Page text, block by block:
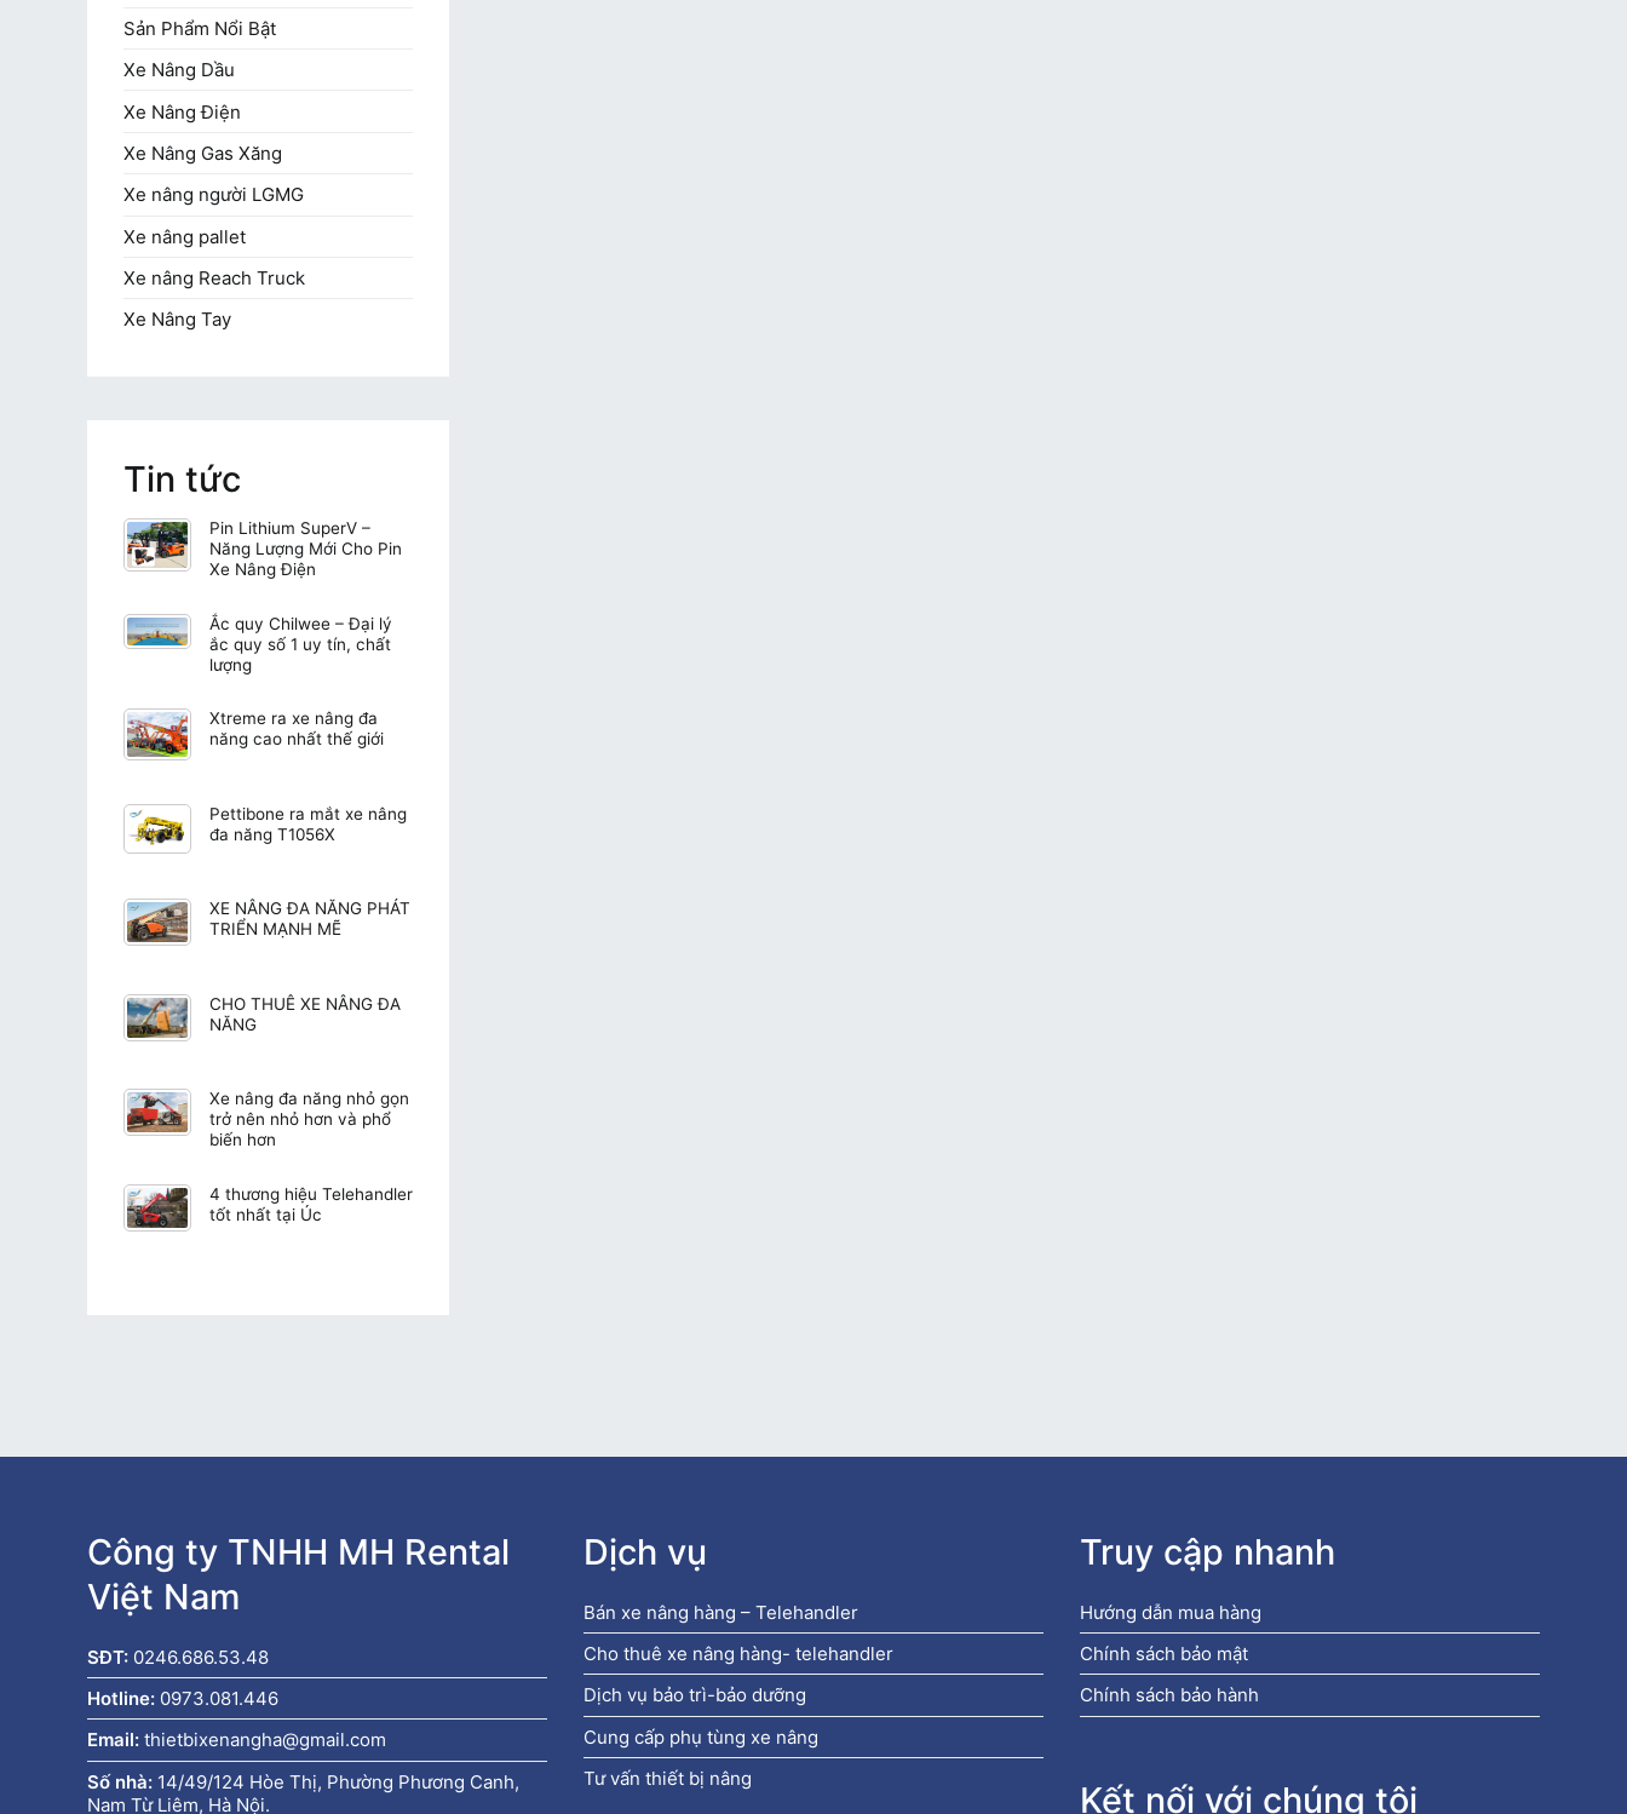
Sản Phẩm Nổi Bật
Xe Nâng Dầu
Xe Nâng Điện
Xe Nâng Gas Xăng
Xe nâng người LGMG
Xe nâng pallet
Xe nâng Reach Truck
Xe Nâng Tay
Tin tức
Pin Lithium SuperV –
Năng Lượng Mới Cho Pin
Xe Nâng Điện
Ắc quy Chilwee – Đại lý
ắc quy số 1 uy tín, chất
lượng
Xtreme ra xe nâng đa
năng cao nhất thế giới
Pettibone ra mắt xe nâng
đa năng T1056X
XE NÂNG ĐA NĂNG PHÁT
TRIỂN MẠNH MẼ
CHO THUÊ XE NÂNG ĐA
NĂNG
Xe nâng đa năng nhỏ gọn
trở nên nhỏ hơn và phổ
biến hơn
4 thương hiệu Telehandler
tốt nhất tại Úc
Công ty TNHH MH Rental
Việt Nam
SĐT: 0246.686.53.48
Hotline: 0973.081.446
Email: thietbixenangha@gmail.com
Số nhà: 14/49/124 Hòe Thị, Phường Phương Canh,
Nam Từ Liêm, Hà Nội.
Dịch vụ
Bán xe nâng hàng – Telehandler
Cho thuê xe nâng hàng- telehandler
Dịch vụ bảo trì-bảo dưỡng
Cung cấp phụ tùng xe nâng
Tư vấn thiết bị nâng
Truy cập nhanh
Hướng dẫn mua hàng
Chính sách bảo mật
Chính sách bảo hành
Kết nối với chúng tôi